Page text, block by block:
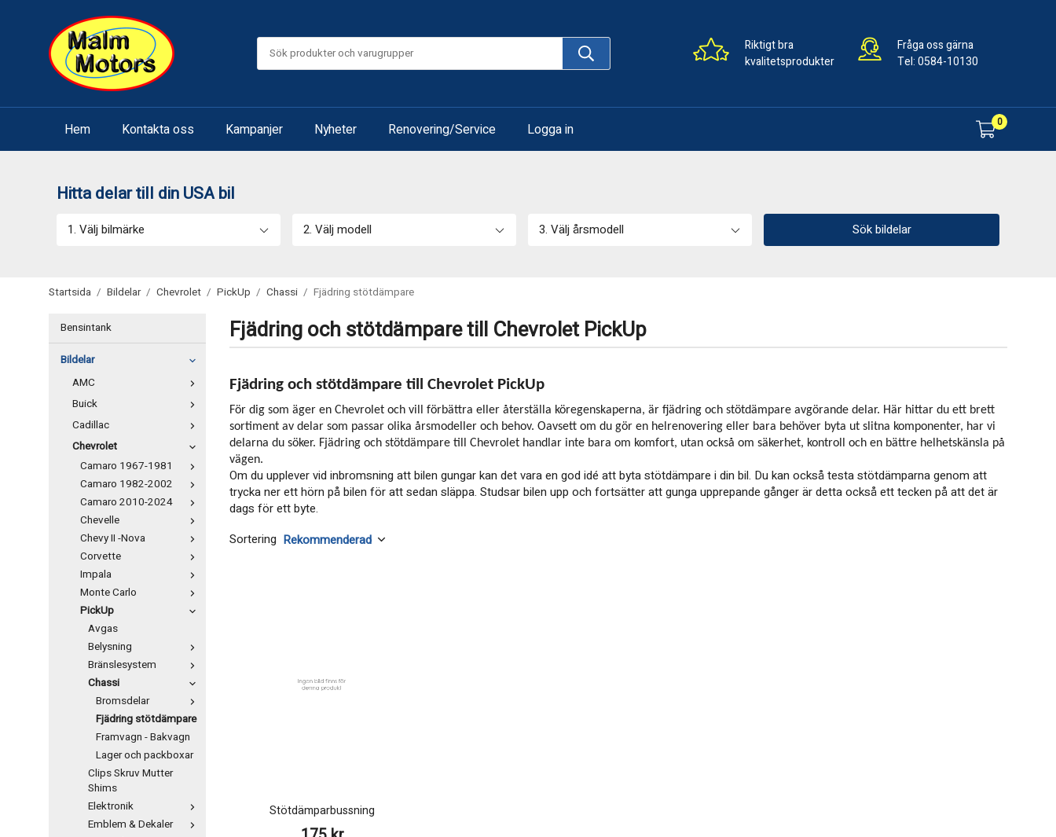
Riktigt bra
kvalitetsprodukter
Fråga oss gärna
Tel:0584-10130
Hem Kontakta oss Kampanjer Nyheter Renovering/Service Logga in 0
Hitta delar till din USA bil
1. Välj bilmärke 2. Välj modell 3. Välj årsmodell Sök bildelar
Startsida / Bildelar / Chevrolet / PickUp / Chassi / Fjädring stötdämpare
Bensintank
Bildelar
AMC
Buick
Cadillac
Chevrolet
Camaro 1967-1981
Camaro 1982-2002
Camaro 2010-2024
Chevelle
Chevy II -Nova
Corvette
Impala
Monte Carlo
PickUp
Avgas
Belysning
Bränslesystem
Chassi
Bromsdelar
Fjädring stötdämpare
Framvagn - Bakvagn
Lager och packboxar
Clips Skruv Mutter
Shims
Elektronik
Emblem & Dekaler
Fjädring och stötdämpare till Chevrolet PickUp
Fjädring och stötdämpare till Chevrolet PickUp
För dig som äger en Chevrolet och vill förbättra eller återställa köregenskaperna, är fjädring och stötdämpare avgörande delar. Här hittar du ett brett
sortiment av delar som passar olika årsmodeller och behov. Oavsett om du gör en helrenovering eller bara behöver byta ut slitna komponenter, har vi
delarna du söker. Fjädring och stötdämpare till Chevrolet handlar inte bara om komfort, utan också om säkerhet, kontroll och en bättre helhetskänsla på
vägen.
Om du upplever vid inbromsning att bilen gungar kan det vara en god idé att byta stötdämpare i din bil. Du kan också testa stötdämparna genom att
trycka ner ett hörn på bilen för att sedan släppa. Studsar bilen upp och fortsätter att gunga upprepande gånger är detta också ett tecken på att det är
dags för ett byte.
Sortering
Stötdämparbussning